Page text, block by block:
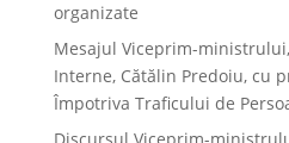
organizate
Mesajul Viceprim-
Interne, Cătălin Predoiu, cu
Împotriva Traficului de